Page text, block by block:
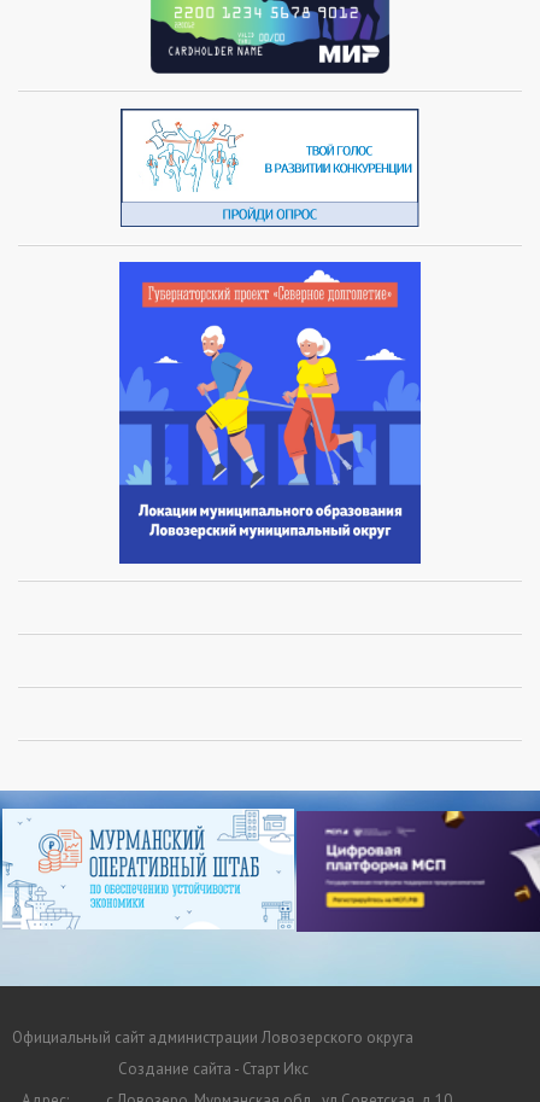
Официальный сайт администрации Ловозерского округа
Создание сайта - Старт Икс